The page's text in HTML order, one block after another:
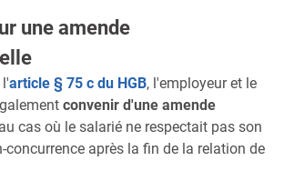
une amende
article § 75 c du HGB, l'employeur et le
convenir d'une amende
au cas où le salarié ne respectait pas son
après la fin de la relation de